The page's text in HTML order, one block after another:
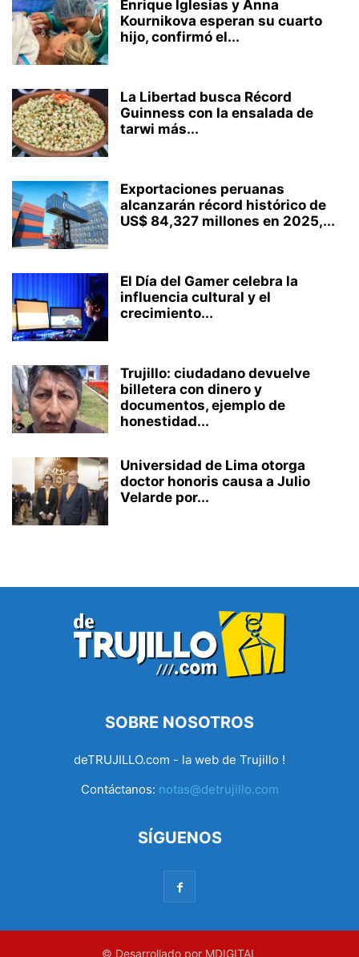
Enrique Iglesias y Anna
Kournikova esperan su cuarto
hijo, confirmó el...
La Libertad busca Récord
Guinness con la ensalada de
tarwi más...
Exportaciones peruanas
alcanzarán récord histórico de
US$ 84,327 millones en 2025,...
El Día del Gamer celebra la
influencia cultural y el
crecimiento...
Trujillo: ciudadano devuelve
billetera con dinero y
documentos, ejemplo de
honestidad...
Universidad de Lima otorga
doctor honoris causa a Julio
Velarde por...
SOBRE NOSOTROS
deTRUJILLO.com - la web de Trujillo !
Contáctanos: notas@detrujillo.com
SÍGUENOS
© Desarrollado por MDIGITAL